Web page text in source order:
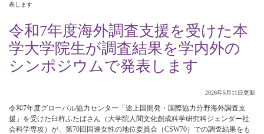
表します
令和7年度海外調査支援を受けた本
学大学院生が調査結果を学内外の
シンポジウムで発表します
2026年5月11日更新
令和7年度グローバル協力センター「途上国開発・国際協力分野海外調査支
援」を受けた臼杵ふたばさん（大学院人間文化創成科学研究科ジェンダー社
会科学専攻）が、第70回国連女性の地位委員会（CSW70）での調査結果をも